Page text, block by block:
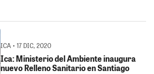
ICA • 17 DIC, 2020
Ica: Ministerio del Ambiente inaugura
nuevo Relleno Sanitario en Santiago